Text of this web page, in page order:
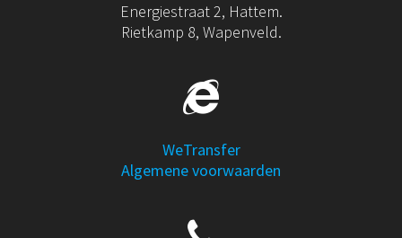
Energiestraat 2, Hattem.
Rietkamp 8, Wapenveld.
WeTransfer
Algemene voorwaarden